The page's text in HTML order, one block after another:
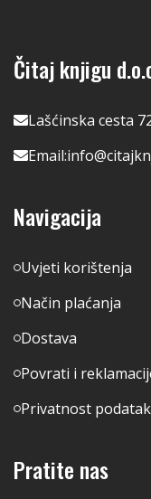
Čitaj knjigu
Lašćinska cesta
Email:
Navigacija
Uvjeti korištenja
Način plaćanja
Dostava
Povrati i
Privatnost
Pratite nas